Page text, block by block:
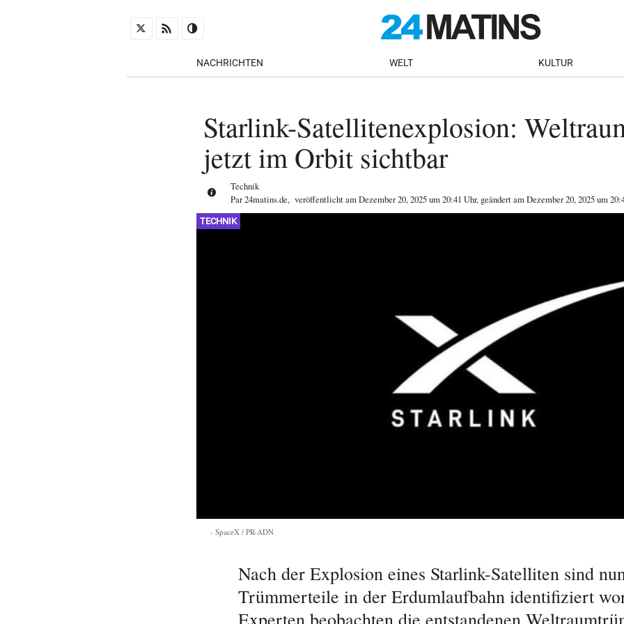
NACHRICHTEN WELT KULTUR
Starlink-Satellitenexplosion:
jetzt im Orbit sichtbar
Technik
Par24matins.de, veröffentlicht amDezember 20, 2025um 20:41 Uhr, geändert am Dezember 20, 2025 um
TECHNIK
SpaceX / PR-ADN
Nach der Explosion eines Starlink-Satelliten sind nun
Trümmerteile in der Erdumlaufbahn identifiziert
Experten beobachten die entstandenen